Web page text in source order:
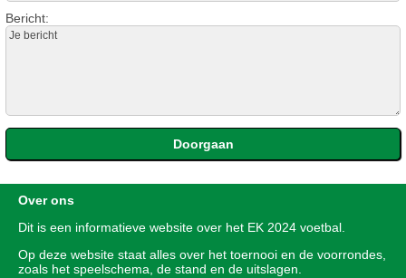
Bericht:
Over ons
Dit is een informatieve website over het EK 2024 voetbal.
Op deze website staat alles over het toernooi en de voorrondes,
zoals het speelschema, de stand en de uitslagen.